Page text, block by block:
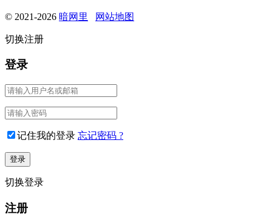
© 2021-2026 暗网里 网站地图
切换注册
登录
记住我的登录 忘记密码 ?
切换登录
注册